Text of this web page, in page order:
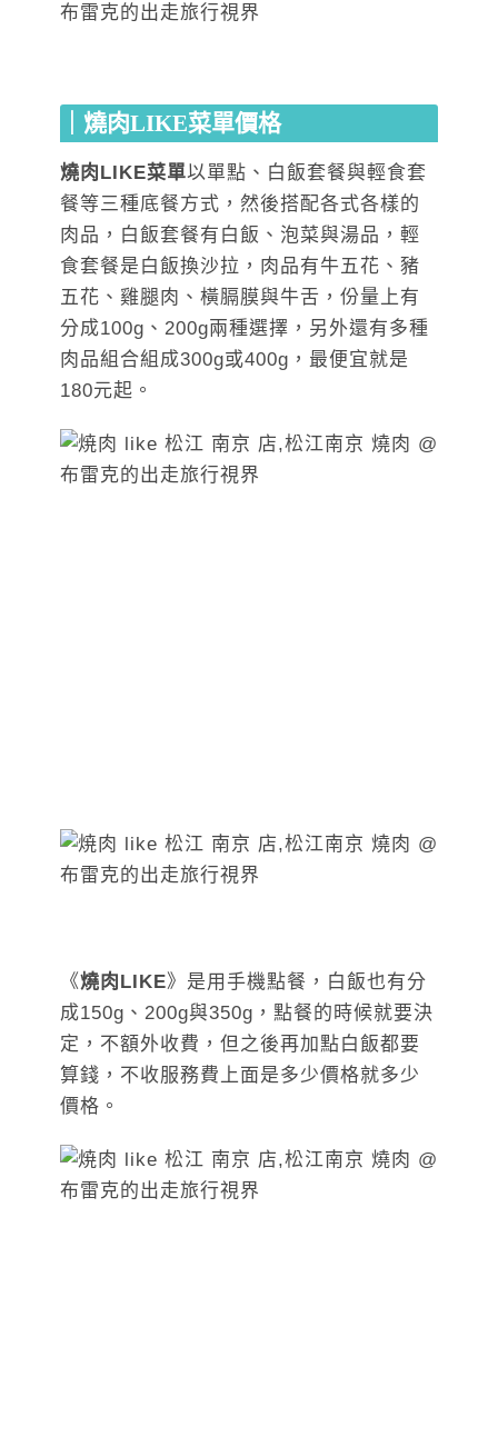
｜燒肉LIKE菜單價格
燒肉LIKE菜單以單點、白飯套餐與輕食套
餐等三種底餐方式，然後搭配各式各樣的
肉品，白飯套餐有白飯、泡菜與湯品，輕
食套餐是白飯換沙拉，肉品有牛五花、豬
五花、雞腿肉、橫膈膜與牛舌，份量上有
分成100g、200g兩種選擇，另外還有多種
肉品組合組成300g或400g，最便宜就是
180元起。
《燒肉LIKE》是用手機點餐，白飯也有分
成150g、200g與350g，點餐的時候就要決
定，不額外收費，但之後再加點白飯都要
算錢，不收服務費上面是多少價格就多少
價格。